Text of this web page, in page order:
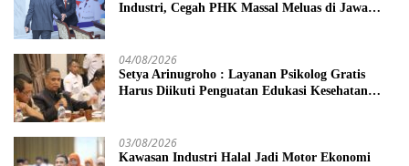
Industri, Cegah PHK Massal Meluas di Jawa
04/08/2026
Setya Arinugroho : Layanan Psikolog Gratis
Harus Diikuti Penguatan Edukasi Kesehatan
03/08/2026
Kawasan Industri Halal Jadi Motor Ekonomi